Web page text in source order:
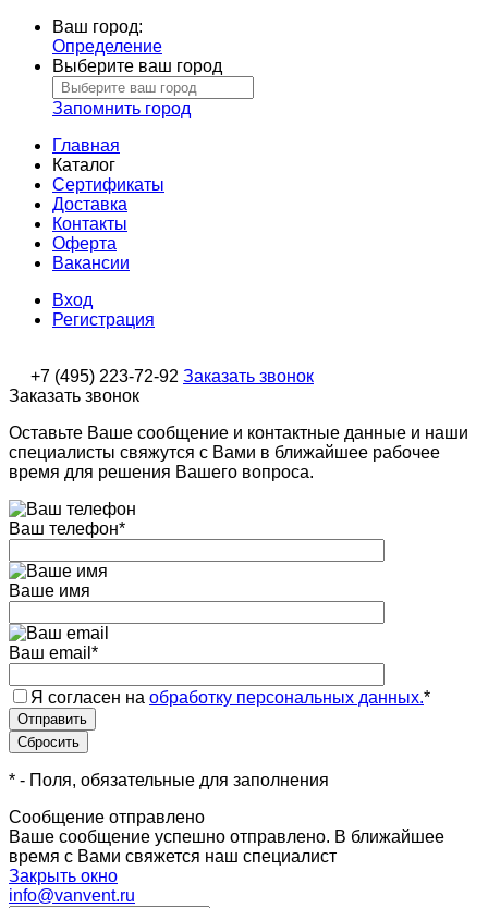
Ваш город:
Определение
Выберите ваш город
Запомнить город
Главная
Каталог
Сертификаты
Доставка
Контакты
Оферта
Вакансии
Вход
Регистрация
+7 (495) 223-72-92 Заказать звонок
Заказать звонок
Оставьте Ваше сообщение и контактные данные и наши
специалисты свяжутся с Вами в ближайшее рабочее
время для решения Вашего вопроса.
Ваш телефон*
Ваше имя
Ваш email *
Я согласен на обработку персональных данных.*
* - Поля, обязательные для заполнения
Сообщение отправлено
Ваше сообщение успешно отправлено. В ближайшее
время с Вами свяжется наш специалист
Закрыть окно
info@vanvent.ru